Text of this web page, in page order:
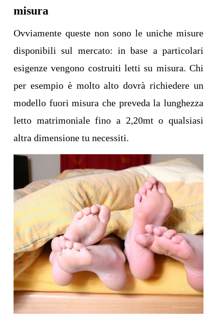
misura
Ovviamente queste non sono le uniche misure
disponibili sul mercato: in base a particolari
esigenze vengono costruiti letti su misura. Chi
per esempio è molto alto dovrà richiedere un
modello fuori misura che preveda la lunghezza
letto matrimoniale fino a 2,20mt o qualsiasi
altra dimensione tu necessiti.